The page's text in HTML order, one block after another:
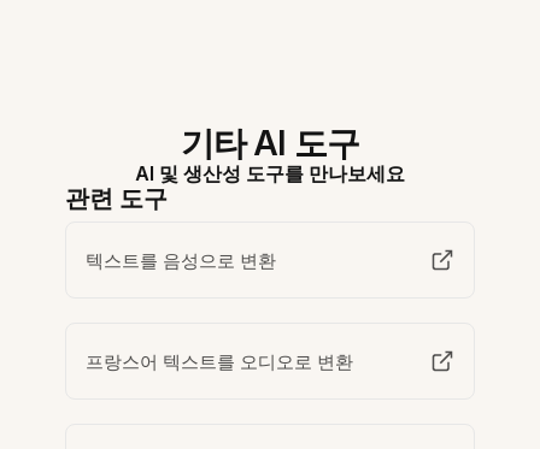
기타 AI 도구
AI 및 생산성 도구를 만나보세요
관련 도구
텍스트를 음성으로 변환
프랑스어 텍스트를 오디오로 변환